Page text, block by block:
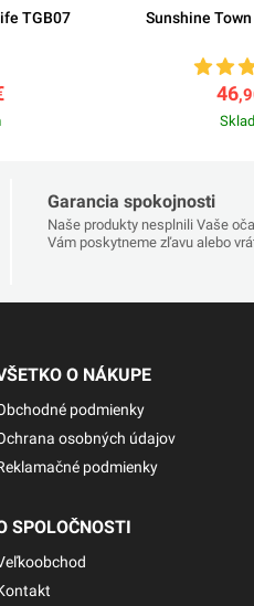
TGB07 Sunshine
46
Garancia spokojnosti
Naše produkty nesplnili Vaše
Vám poskytneme zľavu alebo
O NÁKUPE
podmienky
osobných údajov
podmienky
SPOLOČNOSTI